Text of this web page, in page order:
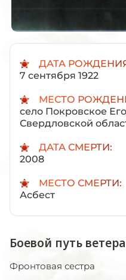
ДАТА
7 сентября 1922
МЕСТО
село Покровское
Свердловской
ДАТА СМЕРТИ:
2008
МЕСТО СМЕРТИ:
Асбест
Боевой путь
Фронтовая сестра